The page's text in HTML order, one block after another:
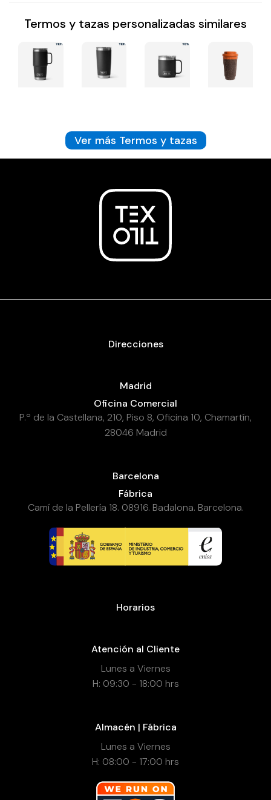
Termos y tazas personalizadas similares
Ver más Termos y tazas
Direcciones
Madrid
Oficina Comercial
P.º de la Castellana, 210, Piso 8, Oficina 10, Chamartín,
28046 Madrid
Barcelona
Fábrica
Camí de la Pellería 18. 08916. Badalona. Barcelona.
Horarios
Atención al Cliente
Lunes a Viernes
H: 09:30 - 18:00 hrs
Almacén | Fábrica
Lunes a Viernes
H: 08:00 - 17:00 hrs